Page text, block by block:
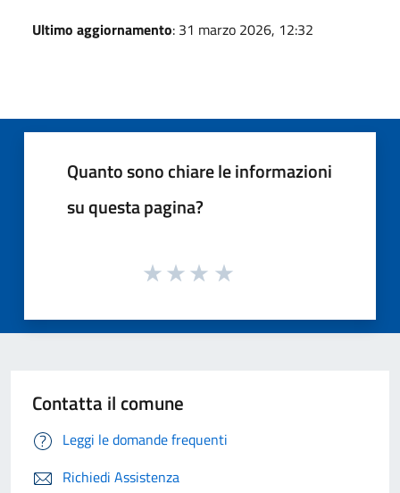
Ultimo aggiornamento: 31 marzo 2026, 12:32
Quanto sono chiare le informazioni
su questa pagina?
Contatta il comune
Leggi le domande frequenti
Richiedi Assistenza